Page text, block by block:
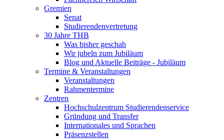
Gremien
Senat
Studierendenvertretung
30 Jahre THB
Was bisher geschah
Wir jubeln zum Jubiläum
Blog und Aktuelle Beiträge - Jubiläum
Termine & Veranstaltungen
Veranstaltungen
Rahmentermine
Zentren
Hochschulzentrum Studierendenservice
Gründung und Transfer
Internationales und Sprachen
Präsenzstellen